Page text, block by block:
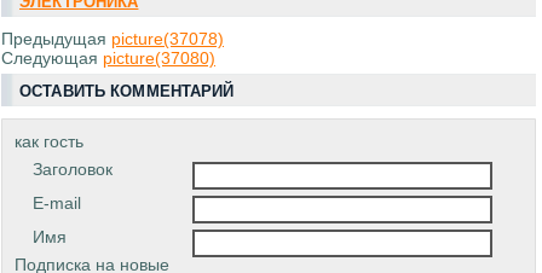
Предыдущая picture(37078)
Следующая picture(37080)
ОСТАВИТЬ КОММЕНТАРИЙ
как гость
Заголовок
E-mail
Имя
Подписка на новые